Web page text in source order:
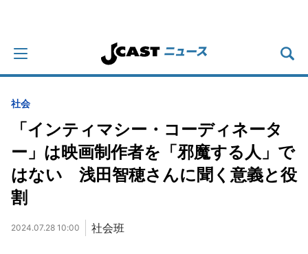
社会
「インティマシー・コーディネータ
ー」は映画制作者を「邪魔する人」で
はない 浅田智穂さんに聞く意義と役
割
2024.07.28 10:00 社会班